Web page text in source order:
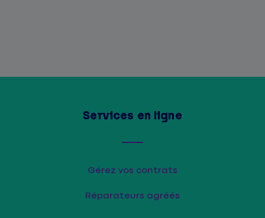
Services en ligne
Gérez vos contrats
Réparateurs agréés